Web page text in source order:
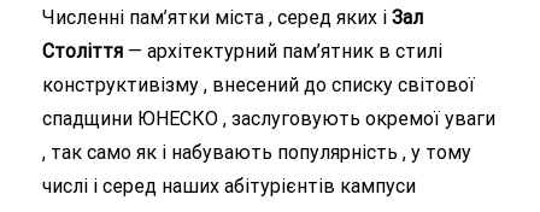
Численні пам’ятки міста , серед яких і Зал
Століття — архітектурний пам’ятник в стилі
конструктивізму , внесений до списку світової
спадщини ЮНЕСКО , заслуговують окремої уваги
, так само як і набувають популярність , у тому
числі і серед наших абітурієнтів кампуси